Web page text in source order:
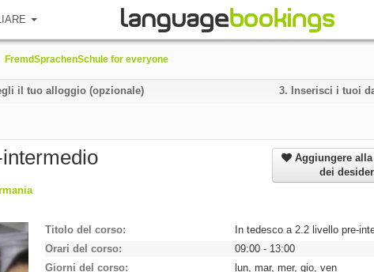
FremdSprachenSchule for everyone
il tuo alloggio (opzionale) 3. Inserisci i tuoi
Aggiungere
dei
Titolo del corso
In tedesco a 2.2 livello pre-
Orari del corso
09:00 - 13:00
Giorni del corso
lun, mar, mer, gio, ven